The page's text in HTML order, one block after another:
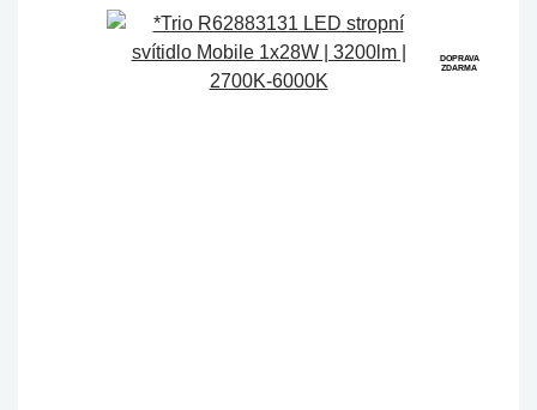
DOPRAVA
ZDARMA